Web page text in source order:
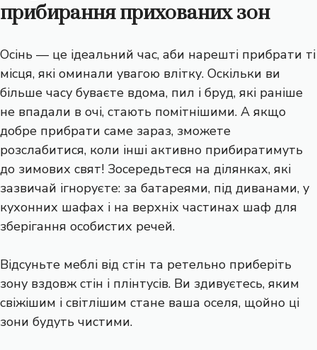
прибирання прихованих зон
Осінь — це ідеальний час, аби нарешті прибрати ті
місця, які оминали увагою влітку. Оскільки ви
більше часу буваєте вдома, пил і бруд, які раніше
не впадали в очі, стають помітнішими. А якщо
добре прибрати саме зараз, зможете
розслабитися, коли інші активно прибиратимуть
до зимових свят! Зосередьтеся на ділянках, які
зазвичай ігноруєте: за батареями, під диванами, у
кухонних шафах і на верхніх частинах шаф для
зберігання особистих речей.
Відсуньте меблі від стін та ретельно приберіть
зону вздовж стін і плінтусів. Ви здивуєтесь, яким
свіжішим і світлішим стане ваша оселя, щойно ці
зони будуть чистими.